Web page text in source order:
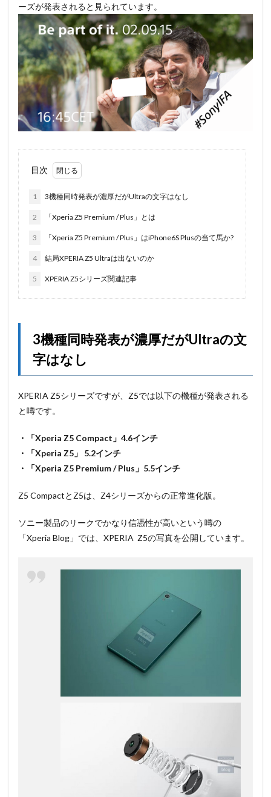
ーズが発表されると見られています。
目次
1 3機種同時発表が濃厚だがUltraの文字はなし
2 「Xperia Z5 Premium / Plus」とは
3 「Xperia Z5 Premium / Plus」はiPhone6S Plusの当て馬か?
4 結局XPERIA Z5 Ultraは出ないのか
5 XPERIA Z5シリーズ関連記事
3機種同時発表が濃厚だがUltraの文
字はなし
XPERIA Z5シリーズですが、Z5では以下の機種が発表される
と噂です。
・「Xperia Z5 Compact」4.6インチ
・「Xperia Z5」 5.2インチ
・「Xperia Z5 Premium / Plus」5.5インチ
Z5 CompactとZ5は、Z4シリーズからの正常進化版。
ソニー製品のリークでかなり信憑性が高いという噂の
「Xperia Blog」では、XPERIA Z5の写真を公開しています。